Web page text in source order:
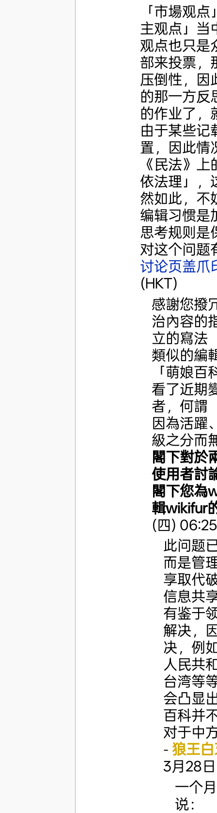
「市場观
主观点」当
观点也只是
部来投票，
压倒性，因
的那一方反
的作业了，
由于某些记
置，因此情
《民法》
依法理」，
然如此，不
编辑习惯是
思考规则是
对这个问题
讨论页盖爪
(HKT)
感謝您撥
治內容的
立的寫法
類似的編
「萌娘
看了近期
者，何謂
因為活躍
級之分而
閣下對於
使用者討
閣下您為
輯wikifur
(四)
此问题
而是管
享取代
信息共
有鉴于
解决，
决，例
人民共
台湾等
会凸显
百科并
对于中
- 狼王
3月28
一个
说：